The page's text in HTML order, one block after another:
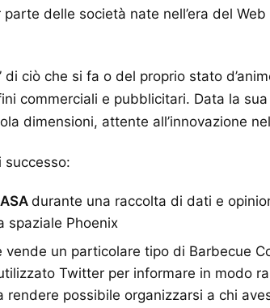
delle società nate nell’era del
di ciò che si fa o del proprio stato
commerciali e pubblicitari. Data la
dimensioni, attente all’innovazione
successo:
durante una raccolta di dati e
spaziale Phoenix
un particolare tipo di Barbecue
Twitter per informare in modo
possibile organizzarsi a chi